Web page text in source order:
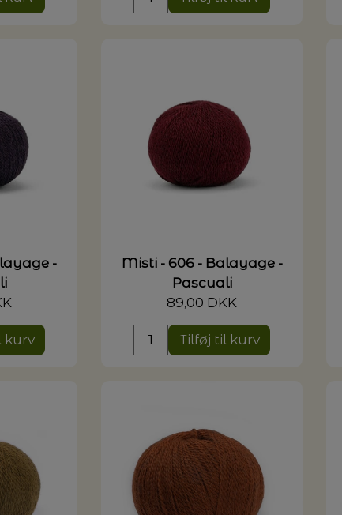
-
kurv
Misti - 606 - Balayage -
Pascuali
89,00 DKK
Tilføj til kurv